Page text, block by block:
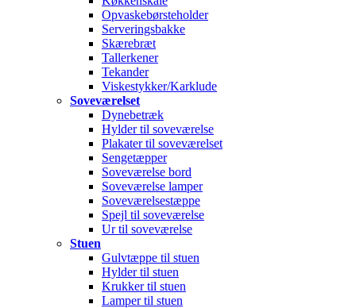
Opvaskebørsteholder
Serveringsbakke
Skærebræt
Tallerkener
Tekander
Viskestykker/Karklude
Soveværelset
Dynebetræk
Hylder til soveværelse
Plakater til soveværelset
Sengetæpper
Soveværelse bord
Soveværelse lamper
Soveværelsestæppe
Spejl til soveværelse
Ur til soveværelse
Stuen
Gulvtæppe til stuen
Hylder til stuen
Krukker til stuen
Lamper til stuen